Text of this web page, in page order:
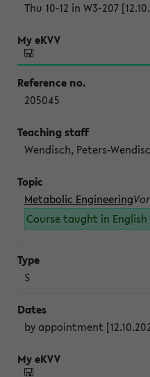
Thu 10-12 in W3-207
205045
Wendisch, Peters-
Metabolic Engineering
Course taught in English
S
by appointment